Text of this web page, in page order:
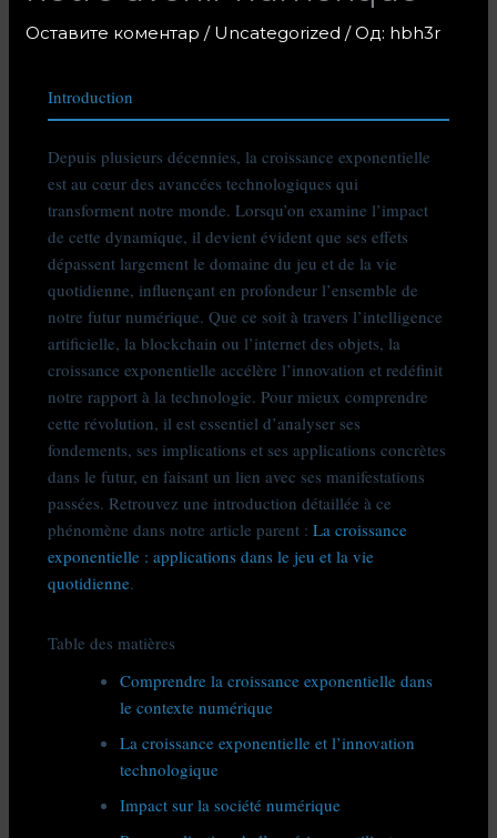
Оставите коментар / Uncategorized / Од: hbh3r
Introduction
Depuis plusieurs décennies, la croissance exponentielle
est au cœur des avancées technologiques qui
transforment notre monde. Lorsqu’on examine l’impact
de cette dynamique, il devient évident que ses effets
dépassent largement le domaine du jeu et de la vie
quotidienne, influençant en profondeur l’ensemble de
notre futur numérique. Que ce soit à travers l’intelligence
artificielle, la blockchain ou l’internet des objets, la
croissance exponentielle accélère l’innovation et redéfinit
notre rapport à la technologie. Pour mieux comprendre
cette révolution, il est essentiel d’analyser ses
fondements, ses implications et ses applications concrètes
dans le futur, en faisant un lien avec ses manifestations
passées. Retrouvez une introduction détaillée à ce
phénomène dans notre article parent :La croissance
exponentielle : applications dans le jeu et la vie
quotidienne.
Table des matières
Comprendre la croissance exponentielle dans
le contexte numérique
La croissance exponentielle et l’innovation
technologique
Impact sur la société numérique